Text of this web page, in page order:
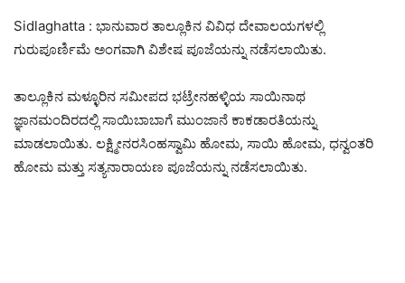
Sidlaghatta : ಭಾನುವಾರ ತಾಲ್ಲೂಕಿನ ವಿವಿಧ ದೇವಾಲಯಗಳಲ್ಲಿ
ಗುರುಪೂರ್ಣಿಮೆ ಅಂಗವಾಗಿ ವಿಶೇಷ ಪೂಜೆಯನ್ನು ನಡೆಸಲಾಯಿತು.
ತಾಲ್ಲೂಕಿನ ಮಳ್ಳೂರಿನ ಸಮೀಪದ ಭಟ್ರೇನಹಳ್ಳಿಯ ಸಾಯಿನಾಥ
ಜ್ಞಾನಮಂದಿರದಲ್ಲಿ ಸಾಯಿಬಾಬಾಗೆ ಮುಂಜಾನೆ ಕಾಕಡಾರತಿಯನ್ನು
ಮಾಡಲಾಯಿತು. ಲಕ್ಷ್ಮೀನರಸಿಂಹಸ್ವಾಮಿ ಹೋಮ, ಸಾಯಿ ಹೋಮ, ಧನ್ವಂತರಿ
ಹೋಮ ಮತ್ತು ಸತ್ಯನಾರಾಯಣ ಪೂಜೆಯನ್ನು ನಡೆಸಲಾಯಿತು.